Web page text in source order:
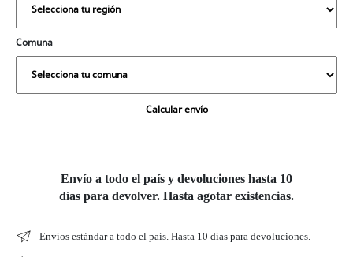
Comuna
Calcular envío
Envío a todo el país y devoluciones hasta 10
días para devolver. Hasta agotar existencias.
Envíos estándar a todo el país. Hasta 10 días para devoluciones.